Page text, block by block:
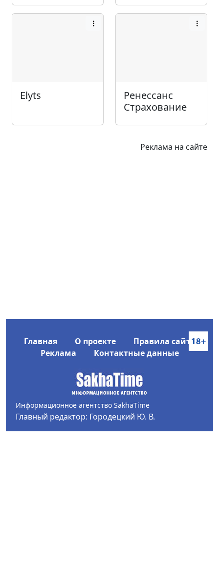
Elyts
Ренессанс
Страхование
Реклама на сайте
Главная О проекте
Правила сайта
Реклама
Контактные данные
Информационное агентство SakhaTime
Главный редактор: Городецкий Ю. В.